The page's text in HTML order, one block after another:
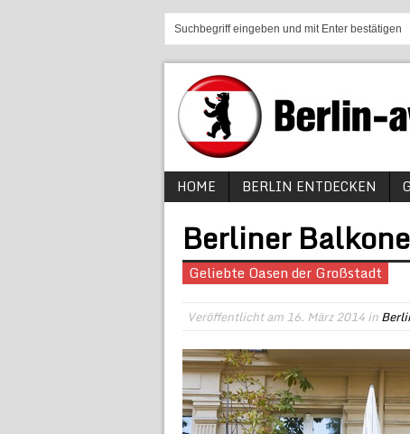
HOME BERLIN ENTDECKEN
Berliner Balkone
Geliebte Oasen der Großstadt
Veröffentlicht am16. März 2014in